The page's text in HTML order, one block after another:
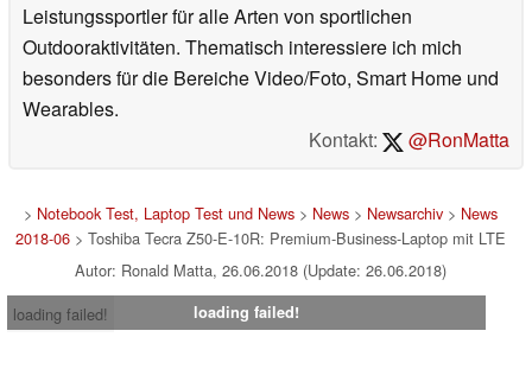
Leistungssportler für alle Arten von sportlichen
Outdooraktivitäten. Thematisch interessiere ich mich
besonders für die Bereiche Video/Foto, Smart Home und
Wearables.
Kontakt:
@RonMatta
> Notebook Test, Laptop Test und News> News> Newsarchiv> News
2018-06> Toshiba Tecra Z50-E-10R: Premium-Business-Laptop mit LTE
Autor: Ronald Matta, 26.06.2018 (Update: 26.06.2018)
loading failed!
loading failed!